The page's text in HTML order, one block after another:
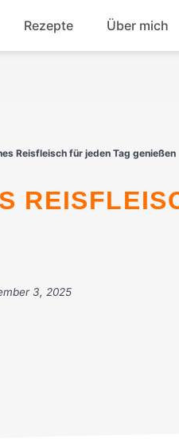
Rezepte
Rindfleisch
Dessert
Über mich
Reisfleisch für jeden Tag genießen
3, 2025